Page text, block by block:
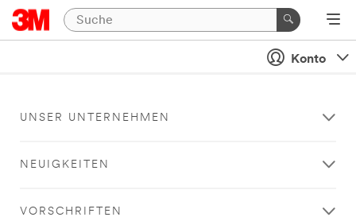
Konto
UNSER UNTERNEHMEN
NEUIGKEITEN
VORSCHRIFTEN